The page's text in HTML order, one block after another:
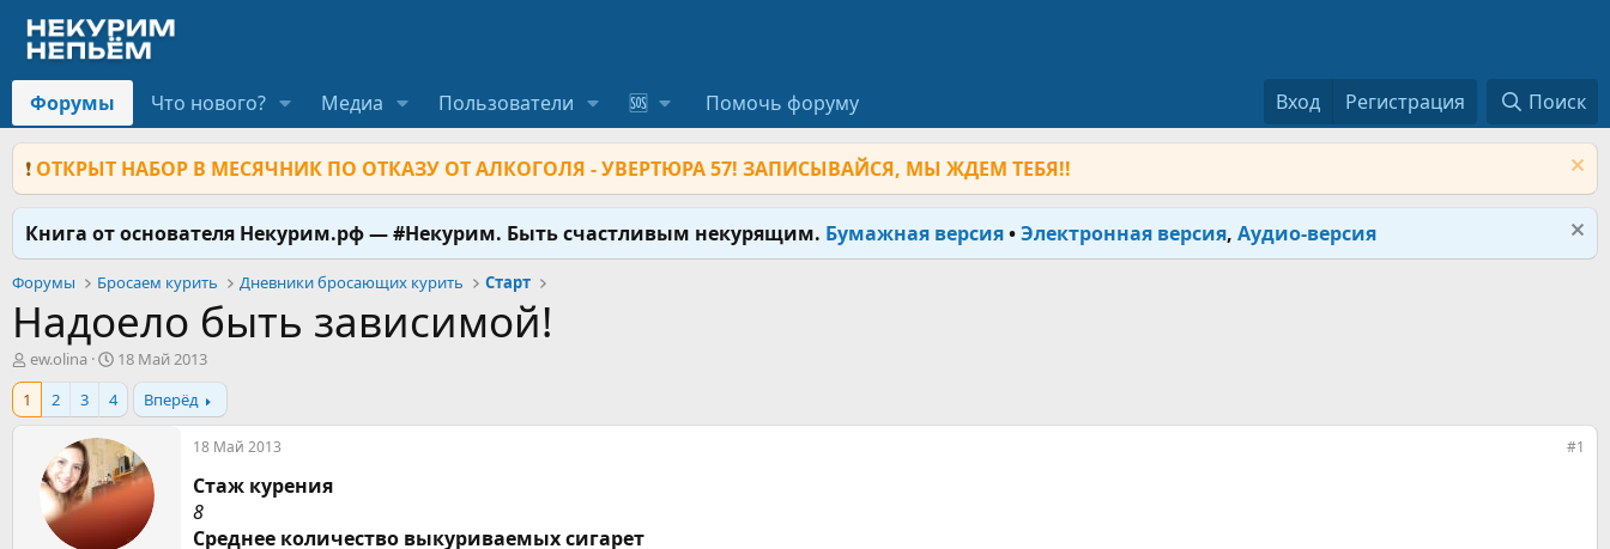
Форумы Что нового? Медиа Пользователи 🆘 Помочь форуму Вход Регистрация Поиск
❗ ОТКРЫТ НАБОР В МЕСЯЧНИК ПО ОТКАЗУ ОТ АЛКОГОЛЯ - УВЕРТЮРА 57! ЗАПИСЫВАЙСЯ, МЫ ЖДЕМ ТЕБЯ!!
Книга от основателя Некурим.рф — #Некурим. Быть счастливым некурящим. Бумажная версия•Электронная версия, Аудио-версия
Форумы Бросаем курить Дневники бросающих курить Старт
Надоело быть зависимой!
А
в
о
ew.olina
Д
а
т
а
н
а
ч
а
л
18 Май 2013
1
2 3 4 Вперёд
18 Май 2013 #1
Стаж курения
8
Среднее количество выкуриваемых сигарет